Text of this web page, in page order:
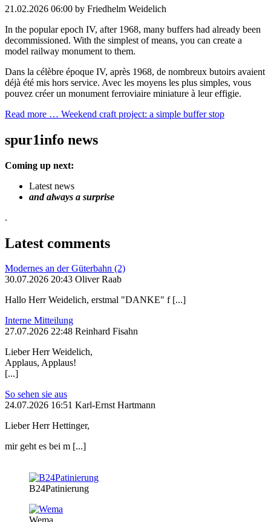
21.02.2026 06:00 by Friedhelm Weidelich
In the popular epoch IV, after 1968, many buffers had already been
decommissioned. With the simplest of means, you can create a
model railway monument to them.
Dans la célèbre époque IV, après 1968, de nombreux butoirs avaient
déjà été mis hors service. Avec les moyens les plus simples, vous
pouvez créer un monument ferroviaire miniature à leur effigie.
Read more … Weekend craft project: a simple buffer stop
spur1info news
Coming up next:
Latest news
and always a surprise
.
Latest comments
Modernes an der Güterbahn (2)
30.07.2026 20:43 Oliver Raab
Hallo Herr Weidelich, erstmal "DANKE" f [...]
Interne Mitteilung
27.07.2026 22:48 Reinhard Fisahn
Lieber Herr Weidelich,
Applaus, Applaus!
[...]
So sehen sie aus
24.07.2026 16:51 Karl-Ernst Hartmann
Lieber Herr Hettinger,
mir geht es bei m [...]
B24Patinierung